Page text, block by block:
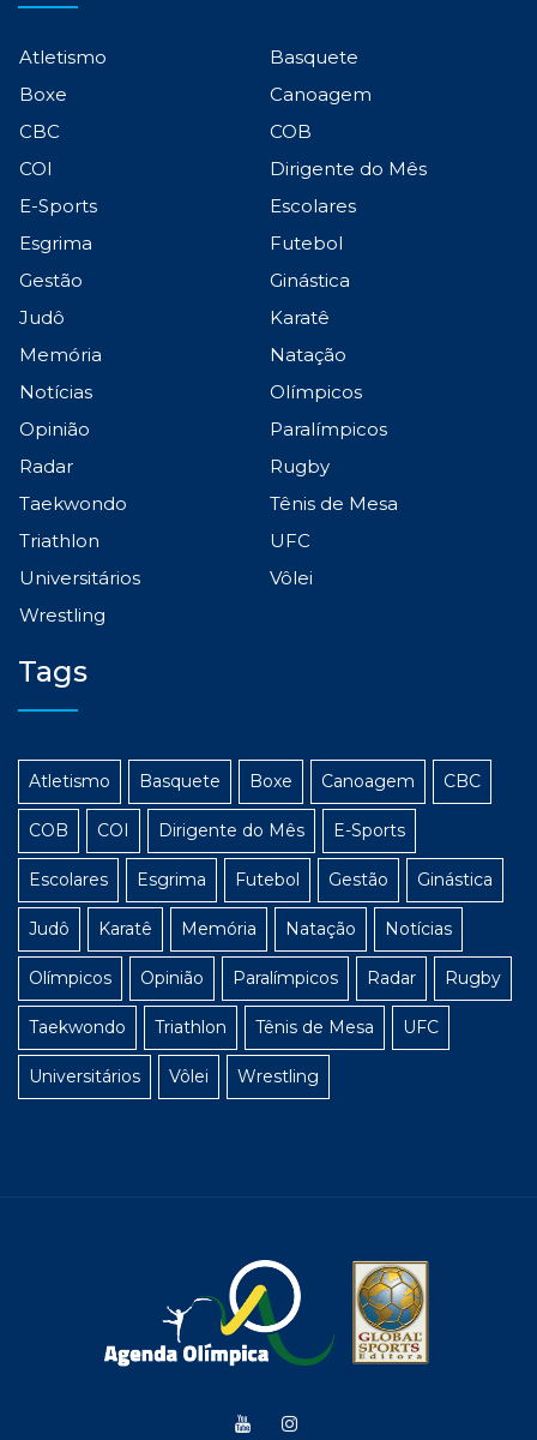
Atletismo
Basquete
Boxe
Canoagem
CBC
COB
COI
Dirigente do Mês
E-Sports
Escolares
Esgrima
Futebol
Gestão
Ginástica
Judô
Karatê
Memória
Natação
Notícias
Olímpicos
Opinião
Paralímpicos
Radar
Rugby
Taekwondo
Tênis de Mesa
Triathlon
UFC
Universitários
Vôlei
Wrestling
Tags
Atletismo Basquete Boxe Canoagem CBC
COB COI Dirigente do Mês E-Sports
Escolares Esgrima Futebol Gestão Ginástica
Judô Karatê Memória Natação Notícias
Olímpicos Opinião Paralímpicos Radar Rugby
Taekwondo Triathlon Tênis de Mesa UFC
Universitários Vôlei Wrestling